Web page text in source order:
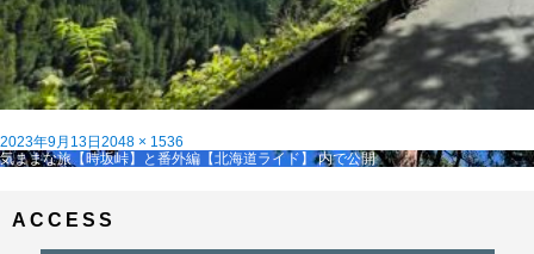
投
稿
2023年9月13日 フ
ル
2048 × 1536
投
ゲ
気ままな旅【時坂峠】と番外編【北海道ライド】 内で公開
ACCESS